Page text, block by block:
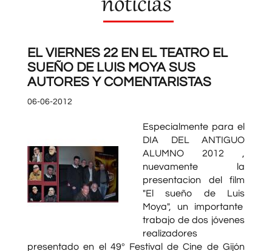
EL VIERNES 22 EN EL TEATRO EL
SUEÑO DE LUIS MOYA SUS
AUTORES Y COMENTARISTAS
06-06-2012
Especialmente para el
DIA DEL ANTIGUO
ALUMNO 2012 ,
nuevamente la
presentacion del film
"El sueño de Luis
Moya", un importante
trabajo de dos jóvenes
realizadores
presentado en el 49º Festival de Cine de Gijón